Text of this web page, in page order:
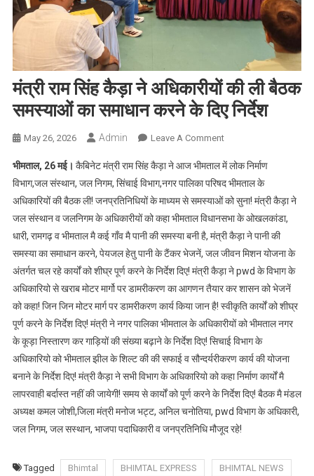
मंत्री राम सिंह कैड़ा ने अधिकारीयों की ली बैठक
समस्याओं का समाधान करने के दिए निर्देश
May 26, 2026 Admin Leave A CommentOn
राम
सिंह
कैड़ा
ने
अधिकारीयों
की
ली
समस्याओं
करने
के
दिए
निर्देश
भीमताल, 26 मई। कैबिनेट मंत्री राम सिंह कैड़ा ने आज भीमताल में लोक निर्माण
विभाग,जल संस्थान, जल निगम, सिंचाई विभाग,नगर पालिका परिषद भीमताल के
अधिकारियों की बैठक ली! जनप्रतिनिधियों के माध्यम से समस्याओं को सुना! मंत्री कैड़ा ने
जल संस्थान व जलनिगम के अधिकारीयों को कहा भीमताल विधानसभा के ओखलकांडा,
धारी, रामगढ़ व भीमताल मै कई गाँव मै पानी की समस्या बनी है, मंत्री कैड़ा ने पानी की
समस्या का समाधान करने, पेयजल हेतु पानी के टैंकर भेजनें, जल जीवन मिशन योजना के
अंतर्गत चल रहे कार्यों को शीघ्र पूर्ण करने के निर्देश दिए! मंत्री कैड़ा ने pwd के विभाग के
अधिकारियो से खराब मोटर मार्गो पर डामरीकरण का आगणन तैयार कर शासन को भेजनें
को कहा! जिन जिन मोटर मार्ग पर डामरीकरण कार्य किया जान है! स्वीकृति कार्यों को शीघ्र
पूर्ण करने के निर्देश दिए! मंत्री ने नगर पालिका भीमताल के अधिकारीयों को भीमताल नगर
के कूड़ा निस्तारण कर गाड़ियों की संख्या बढ़ाने के निर्देश दिए! सिचाई विभाग के
अधिकारियो को भीमताल झील के शिल्ट की की सफाई व सौन्दर्यरीकरण कार्य की योजना
बनाने के निर्देश दिए! मंत्री कैड़ा ने सभी विभाग के अधिकारियो को कहा निर्माण कार्यों मै
लापरवाही बर्दास्त नहीं की जायेगी! समय से कार्यों को पूर्ण करने के निर्देश दिए! बैठक मै मंडल
अध्यक्ष कमल जोशी,जिला मंत्री मनोज भट्ट, अनिल चनोतिया, pwd विभाग के अधिकारी,
जल निगम, जल सस्थान, भाजपा पदाधिकारी व जनप्रतिनिधि मौजूद रहे!
Tagged Bhimtal BHIMTAL EXPRESS
BHIMTAL NEWS